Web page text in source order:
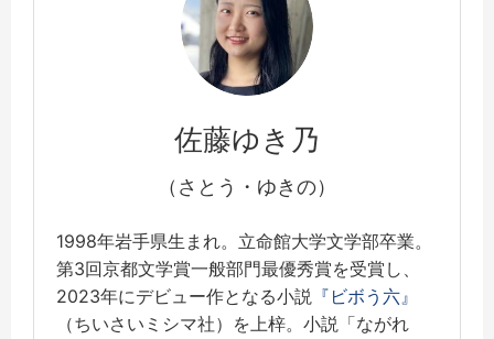
佐藤ゆき乃
（さとう・ゆきの）
1998年岩手県生まれ。立命館大学文学部卒業。
第3回京都文学賞一般部門最優秀賞を受賞し、
2023年にデビュー作となる小説 『ビボう六』
（ちいさいミシマ社）を上梓。小説「ながれ